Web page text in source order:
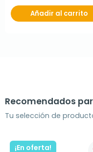
Añadir al carrito
Recomendados
Tu selección de
¡En oferta!